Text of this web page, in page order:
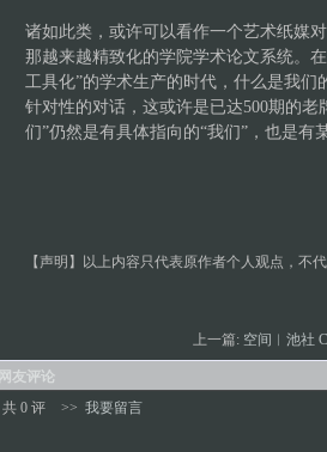
诸如此类，或许可以看作一个艺术纸媒
那越来越精致化的学院学术论文系统。
工具化”的学术生产的时代，什么是我
针对性的对话，这或许是已达500期的
们”仍然是有具体指向的“我们”，也是有
【声明】以上内容只代表原作者个人观点，不
上一篇: 空间︱池社
网友评论
共 0 评
>> 我要留言